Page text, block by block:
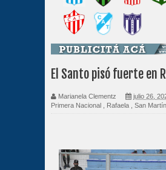
El Santo pisó fuerte en
Marianela Clementz
julio 26,
Primera Nacional
Rafaela San